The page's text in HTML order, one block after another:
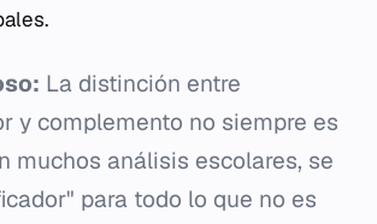
La distinción entre
y complemento no siempre es
muchos análisis escolares, se
para todo lo que no es